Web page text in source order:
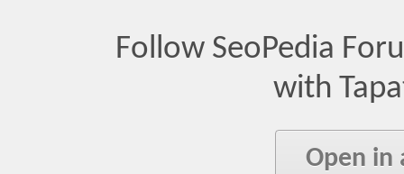
Follow SeoPedia
with
Open in